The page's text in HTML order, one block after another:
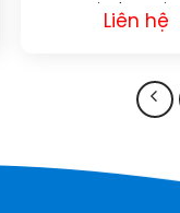
Display Orion
Liên hệ